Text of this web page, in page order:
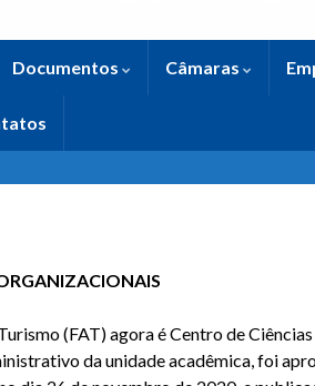
Documentos Câmaras
(FAT) agora é Centro de
da unidade acadêmica, foi